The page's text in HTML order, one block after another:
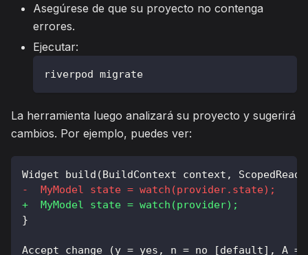
Asegúrese de que su proyecto no contenga
errores.
Ejecutar:
riverpod migrate
La herramienta luego analizará su proyecto y sugerirá
cambios. Por ejemplo, puedes ver:
Widget build(BuildContext context,
-
  MyModel state = watch(provider.state);
+
  MyModel state = watch(provider);
}
Accept change (y = yes, n = no [default], A